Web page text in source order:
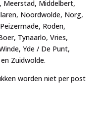
Meerstad, Middelbert,
Noordwolde, Norg,
Roden,
Tynaarlo, Vries,
Yde / De Punt,
Zuidwolde.
worden niet per post